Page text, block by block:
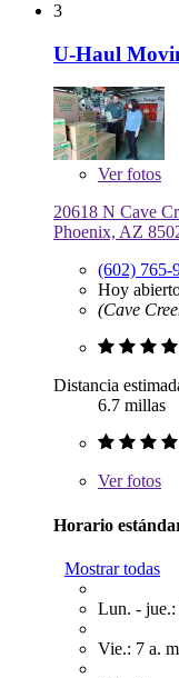
3
U-Haul
Verfotos
20618 N Cave
Phoenix, AZ
(602) 765-
Hoy
(Cave
Distancia
6.7 millas
Verfotos
Horario
Mostrar todas
Lun. - jue.:
Vie.: 7 a.